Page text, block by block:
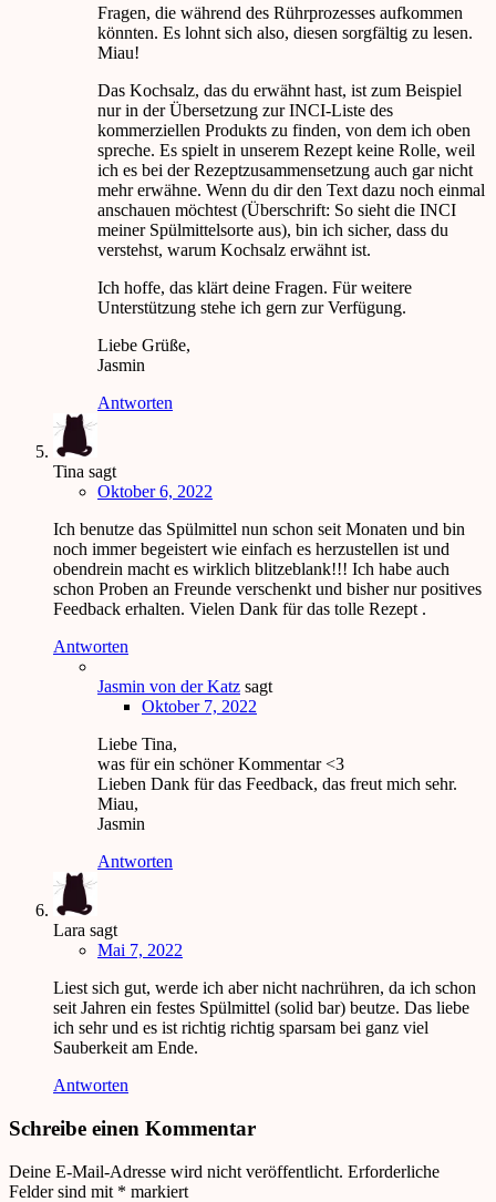
Fragen, die während des Rührprozesses aufkommen
könnten. Es lohnt sich also, diesen sorgfältig zu lesen.
Miau!
Das Kochsalz, das du erwähnt hast, ist zum Beispiel
nur in der Übersetzung zur INCI-Liste des
kommerziellen Produkts zu finden, von dem ich oben
spreche. Es spielt in unserem Rezept keine Rolle, weil
ich es bei der Rezeptzusammensetzung auch gar nicht
mehr erwähne. Wenn du dir den Text dazu noch einmal
anschauen möchtest (Überschrift: So sieht die INCI
meiner Spülmittelsorte aus), bin ich sicher, dass du
verstehst, warum Kochsalz erwähnt ist.
Ich hoffe, das klärt deine Fragen. Für weitere
Unterstützung stehe ich gern zur Verfügung.
Liebe Grüße,
Jasmin
Antworten
Tina sagt
Oktober 6, 2022
Ich benutze das Spülmittel nun schon seit Monaten und bin
noch immer begeistert wie einfach es herzustellen ist und
obendrein macht es wirklich blitzeblank!!! Ich habe auch
schon Proben an Freunde verschenkt und bisher nur positives
Feedback erhalten. Vielen Dank für das tolle Rezept .
Antworten
Jasmin von der Katz sagt
Oktober 7, 2022
Liebe Tina,
was für ein schöner Kommentar <3
Lieben Dank für das Feedback, das freut mich sehr.
Miau,
Jasmin
Antworten
Lara sagt
Mai 7, 2022
Liest sich gut, werde ich aber nicht nachrühren, da ich schon
seit Jahren ein festes Spülmittel (solid bar) beutze. Das liebe
ich sehr und es ist richtig richtig sparsam bei ganz viel
Sauberkeit am Ende.
Antworten
Schreibe einen Kommentar
Deine E-Mail-Adresse wird nicht veröffentlicht. Erforderliche
Felder sind mit * markiert